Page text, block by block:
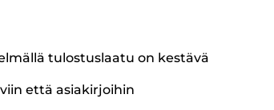
tulostuslaatu on kestävä
että asiakirjoihin